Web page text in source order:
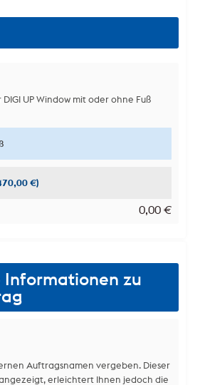
UP Window mit oder ohne Fuß
€)
0,00 €
Informationen zu
Auftragsnamen vergeben. Dieser
erleichtert Ihnen jedoch die